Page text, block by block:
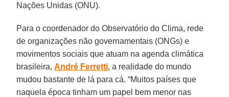
Nações Unidas (ONU).
Para o coordenador do Observatório do Clima, rede
de organizações não governamentais (ONGs) e
movimentos sociais que atuam na agenda climática
brasileira,André Ferretti, a realidade do mundo
mudou bastante de lá para cá. “Muitos países que
naquela época tinham um papel bem menor nas